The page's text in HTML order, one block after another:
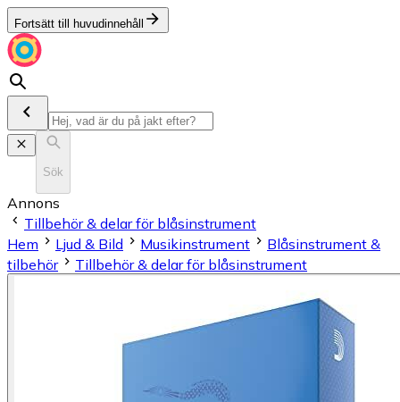
Fortsätt till huvudinnehåll
Sök
Annons
Tillbehör & delar för blåsinstrument
Hem
Ljud & Bild Musikinstrument
Blås­in­stru­ment &
tilbehör
Tillbehör & delar för blåsinstrument